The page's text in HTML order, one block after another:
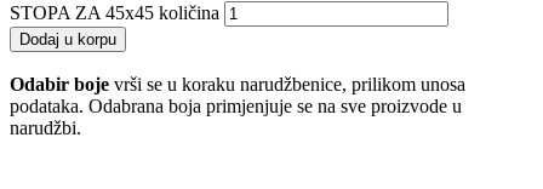
STOPA ZA 45x45 količina
Dodaj u korpu
Odabir boje vrši se u koraku narudžbenice, prilikom unosa
podataka. Odabrana boja primjenjuje se na sve proizvode u
narudžbi.